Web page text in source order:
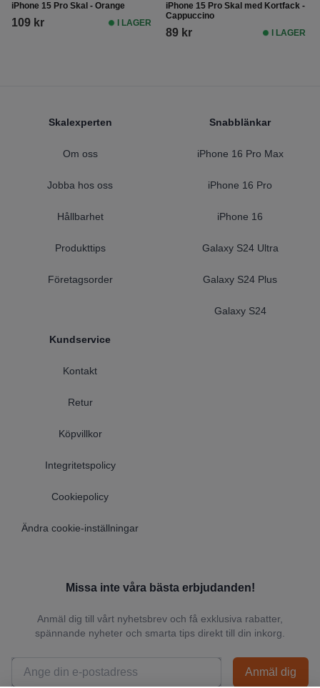
iPhone 15 Pro Skal - Orange
109 kr I LAGER
iPhone 15 Pro Skal med Kortfack -
Cappuccino
89 kr I LAGER
Skalexperten
Om oss
Jobba hos oss
Hållbarhet
Produkttips
Företagsorder
Kundservice
Kontakt
Retur
Köpvillkor
Integritetspolicy
Cookiepolicy
Ändra cookie-inställningar
Snabblänkar
iPhone 16 Pro Max
iPhone 16 Pro
iPhone 16
Galaxy S24 Ultra
Galaxy S24 Plus
Galaxy S24
Missa inte våra bästa erbjudanden!
Anmäl dig till vårt nyhetsbrev och få exklusiva rabatter,
spännande nyheter och smarta tips direkt till din inkorg.
Anmäl dig